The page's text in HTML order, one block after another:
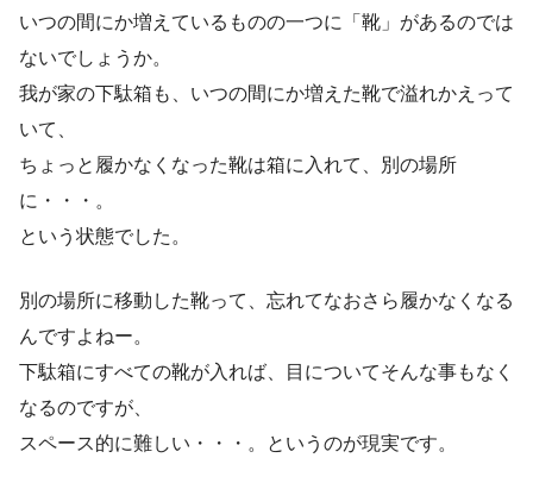
いつの間にか増えているものの一つに「靴」があるのでは
ないでしょうか。
我が家の下駄箱も、いつの間にか増えた靴で溢れかえって
いて、
ちょっと履かなくなった靴は箱に入れて、別の場所
に・・・。
という状態でした。
別の場所に移動した靴って、忘れてなおさら履かなくなる
んですよねー。
下駄箱にすべての靴が入れば、目についてそんな事もなく
なるのですが、
スペース的に難しい・・・。というのが現実です。